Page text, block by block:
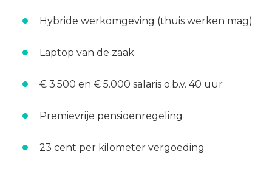
Hybride werkomgeving (thuis werken mag)
Laptop van de zaak
€ 3.500 en € 5.000 salaris o.b.v. 40 uur
Premievrije pensioenregeling
23 cent per kilometer vergoeding